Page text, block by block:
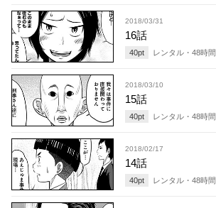
2018/03/31
16話
40pt レンタル・ 48時間
2018/03/10
15話
40pt レンタル・ 48時間
2018/02/17
14話
40pt レンタル・ 48時間